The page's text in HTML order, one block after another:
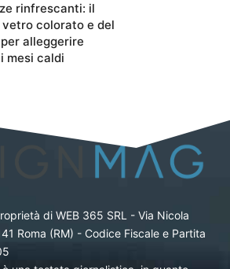
rinfrescanti: il
colorato e del
alleggerire
mesi caldi
di WEB 365 SRL - Via Nicola
Roma (RM) - Codice Fiscale e Partita